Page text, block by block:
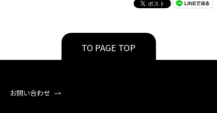
TO PAGE TOP
お問い合わせ